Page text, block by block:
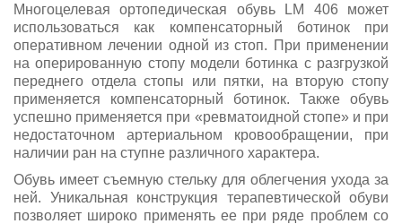
Многоцелевая ортопедическая обувь LM 406 может
использоваться как компенсаторный ботинок при
оперативном лечении одной из стоп. При применении
на оперированную стопу модели ботинка с разгрузкой
переднего отдела стопы или пятки, на вторую стопу
применяется компенсаторный ботинок. Также обувь
успешно применяется при «ревматоидной стопе» и при
недостаточном артериальном кровообращении, при
наличии ран на ступне различного характера.
Обувь имеет съемную стельку для облегчения ухода за
ней. Уникальная конструкция терапевтической обуви
позволяет широко применять ее при ряде проблем со